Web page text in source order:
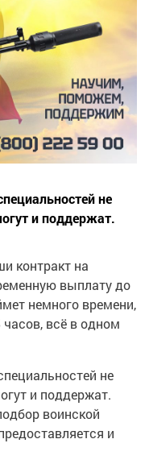
не
и поддержат.
контракт на
выплату до
немного времени,
всё в одном
не
и поддержат.
воинской
и